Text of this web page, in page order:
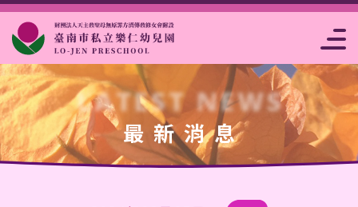
析
賞
注意事
項
報名
表
事
LATEST NEWS
最新消息